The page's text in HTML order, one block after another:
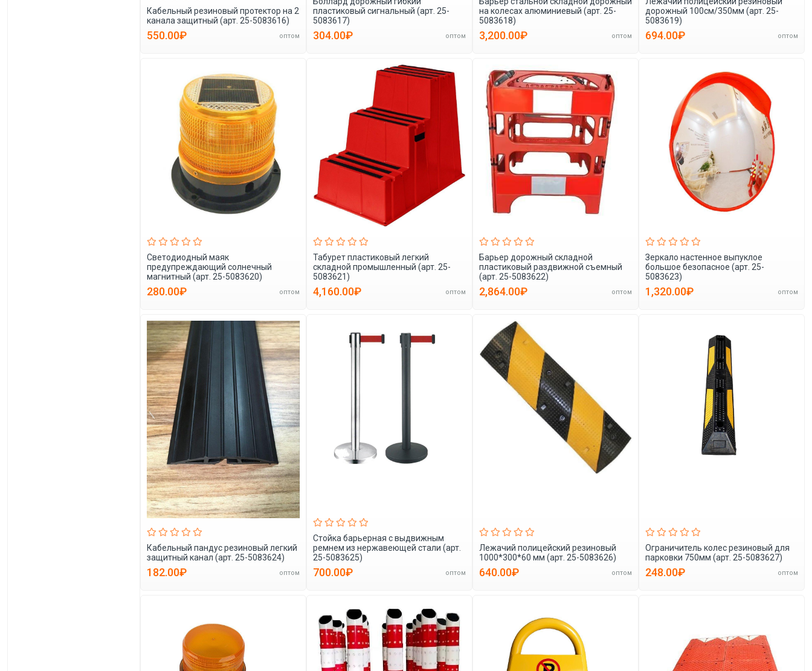
Кабельный резиновый протектор на 2
канала защитный (арт. 25-5083616)
550.00₽ оптом
пластиковый сигнальный (арт. 25-
5083617)
304.00₽ оптом
на колесах алюминиевый (арт. 25-
5083618)
3,200.00₽ оптом
дорожный 100см/350мм (арт. 25-
5083619)
694.00₽ оптом
Светодиодный маяк
предупреждающий солнечный
магнитный (арт. 25-5083620)
280.00₽ оптом
Табурет пластиковый легкий
складной промышленный (арт. 25-
5083621)
4,160.00₽ оптом
Барьер дорожный складной
пластиковый раздвижной съемный
(арт. 25-5083622)
2,864.00₽ оптом
Зеркало настенное выпуклое
большое безопасное (арт. 25-
5083623)
1,320.00₽ оптом
Кабельный пандус резиновый легкий
защитный канал (арт. 25-5083624)
182.00₽ оптом
Стойка барьерная с выдвижным
ремнем из нержавеющей стали (арт.
25-5083625)
700.00₽ оптом
Лежачий полицейский резиновый
1000*300*60 мм (арт. 25-5083626)
640.00₽ оптом
Ограничитель колес резиновый для
парковки 750мм (арт. 25-5083627)
248.00₽ оптом